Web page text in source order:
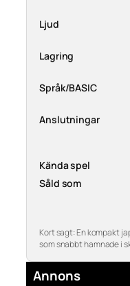
Ljud
Lagring
Språk/BASIC
Anslutningar
Kända spel
Såld som
Kort sagt: En kompakt
som snabbt hamnade i
Annons